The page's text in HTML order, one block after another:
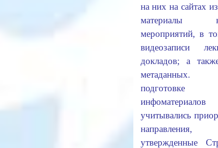
на них на сайтах
материалы
мероприятий, в
видеозаписи
докладов; а
подготовке
инфоматериалов
учитывались
направления,
утвержденные